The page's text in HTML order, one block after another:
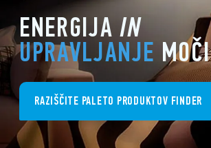
ENERGIJA IN
UPRAVLJANJE MOČI
RAZIŠČITE PALETO PRODUKTOV FINDER